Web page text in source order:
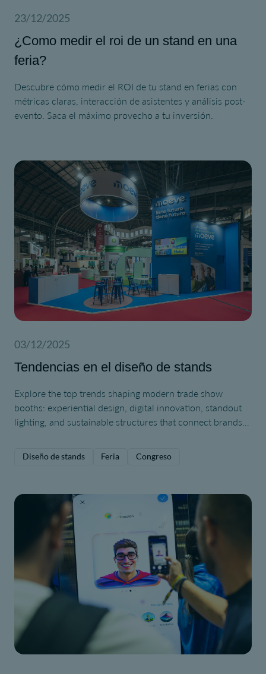
23/12/2025
¿Como medir el roi de un stand en una
feria?
Descubre cómo medir el ROI de tu stand en ferias con
métricas claras, interacción de asistentes y análisis post-
evento. Saca el máximo provecho a tu inversión.
03/12/2025
Tendencias en el diseño de stands
Explore the top trends shaping modern trade show
booths: experiential design, digital innovation, standout
lighting, and sustainable structures that connect brands
Diseño de stands Feria Congreso